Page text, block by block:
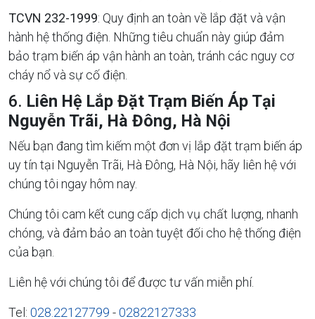
TCVN 232-1999: Quy định an toàn về lắp đặt và vận
hành hệ thống điện. Những tiêu chuẩn này giúp đảm
bảo trạm biến áp vận hành an toàn, tránh các nguy cơ
cháy nổ và sự cố điện.
6. Liên Hệ Lắp Đặt Trạm Biến Áp Tại
Nguyễn Trãi, Hà Đông, Hà Nội
Nếu bạn đang tìm kiếm một đơn vị lắp đặt trạm biến áp
uy tín tại Nguyễn Trãi, Hà Đông, Hà Nội, hãy liên hệ với
chúng tôi ngay hôm nay.
Chúng tôi cam kết cung cấp dịch vụ chất lượng, nhanh
chóng, và đảm bảo an toàn tuyệt đối cho hệ thống điện
của bạn.
Liên hệ với chúng tôi để được tư vấn miễn phí.
Tel: 028.22127799 -02822127333